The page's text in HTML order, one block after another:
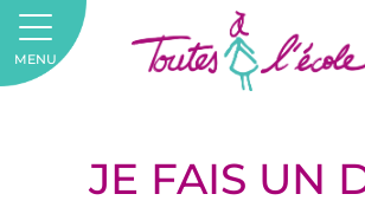
JE FAIS UN
MENU